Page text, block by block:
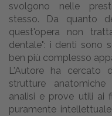
svolgono nelle
stesso. Da quanto
quest'opera non
dentale": i denti sono
ben più complesso
L'Autore ha cercato
strutture
analisi e prove utili ai
puramente